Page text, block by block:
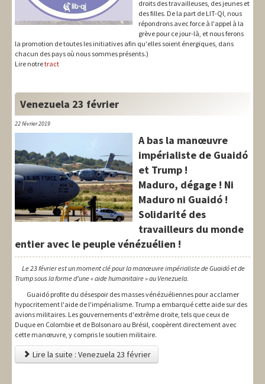
droits des travailleuses, des jeunes et
des filles. De la part de LIT-QI, nous
répondrons avec force à l'appel à la
grève pour ce jour-là, et nous ferons
la promotion de toutes les initiatives afin qu'elles soient énergiques, dans
chacun des pays où nous sommes présents.)
Lire notretract
Venezuela 23 février
22 février 2019
A bas la manœuvre
impérialiste de Guaidó
et Trump !
Maduro, dégage ! Ni
Maduro ni Guaidó !
Solidarité des
travailleurs du monde
entier avec le peuple vénézuélien !
Le 23 février est un moment clé pour la manœuvre impérialiste de Guaidó et de
Trump sous la forme d'une « aide humanitaire » au Venezuela.
Guaidó profite du désespoir des masses vénézuéliennes pour acclamer
hypocritement l'aide de l'impérialisme. Trump a embarqué cette aide sur des
avions militaires. Les gouvernements d'extrême droite, tels que ceux de
Duque en Colombie et de Bolsonaro au Brésil, coopèrent directement avec
cette manœuvre, y compris le soutien militaire.
Lire la suite : Venezuela 23 février